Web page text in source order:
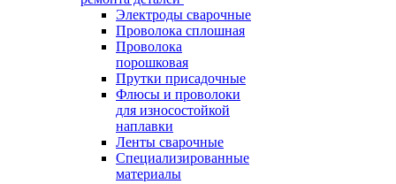
Электроды сварочные
Проволока сплошная
Проволока
порошковая
Прутки присадочные
Флюсы и проволоки
для износостойкой
наплавки
Ленты сварочные
Специализированные
материалы